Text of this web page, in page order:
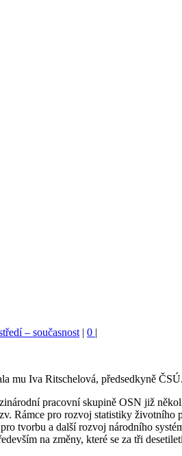
– současnost | 0 |
mu Iva Ritschelová, předsedkyně
pracovní skupině OSN již
Rámce pro rozvoj statistiky
tvorbu a další rozvoj národního
na změny, které se za tři